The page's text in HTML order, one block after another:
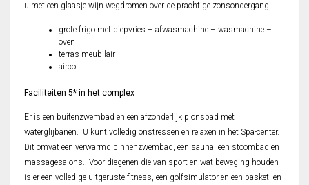
u met een glaasje wijn wegdromen over de prachtige zonsondergang.
grote frigo met diepvries – afwasmachine – wasmachine –
oven
terras meubilair
airco
Faciliteiten 5* in het complex
Er is een buitenzwembad en een afzonderlijk plonsbad met
waterglijbanen. U kunt volledig onstressen en relaxen in het Spa-center.
Dit omvat een verwarmd binnenzwembad, een sauna, een stoombad en
massagesalons. Voor diegenen die van sport en wat beweging houden
is er een volledige uitgeruste fitness, een golfsimulator en een basket- en